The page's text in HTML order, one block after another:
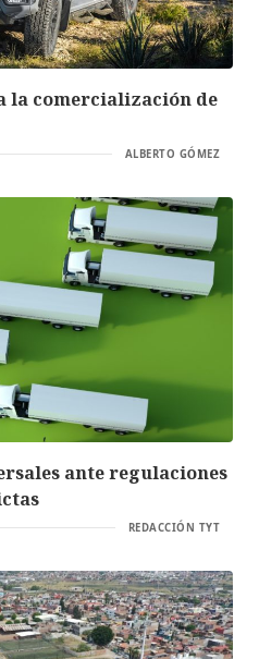
la comercialización de
ALBERTO GÓMEZ
ante regulaciones
REDACCIÓN TYT